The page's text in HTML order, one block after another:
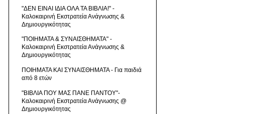
"ΔΕΝ ΕΙΝΑΙ ΙΔΙΑ ΟΛΑ ΤΑ ΒΙΒΛΙΑ!" -
Καλοκαιρινή Εκστρατεία Ανάγνωσης &
Δημιουργικότητας
"ΠΟΙΗΜΑΤΑ & ΣΥΝΑΙΣΘΗΜΑΤΑ" -
Καλοκαιρινή Εκστρατεία Ανάγνωσης &
Δημιουργικότητας
ΠΟΙΗΜΑΤΑ ΚΑΙ ΣΥΝΑΙΣΘΗΜΑΤΑ - Για παιδιά
από 8 ετών
"ΒΙΒΛΙΑ ΠΟΥ ΜΑΣ ΠΑΝΕ ΠΑΝΤΟΥ"-
Καλοκαιρινή Εκστρατεία Ανάγνωσης @
Δημιουργικότητας